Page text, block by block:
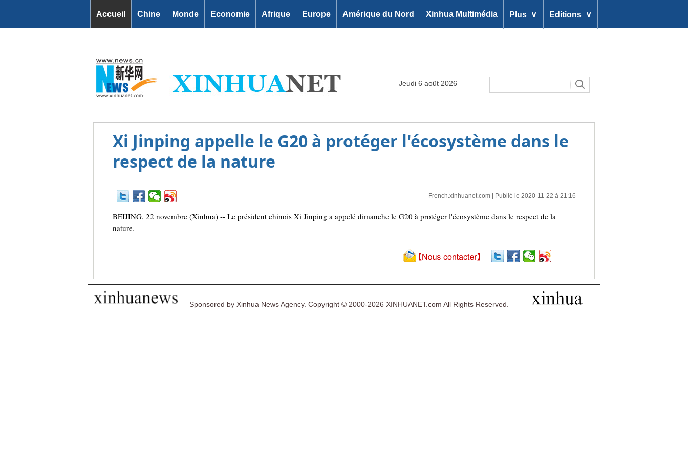
Accueil Chine Monde Economie Afrique Europe Amérique du Nord Xinhua Multimédia Plus ∨ Editions ∨
Jeudi 6 août 2026
Xi Jinping appelle le G20 à protéger l'écosystème dans le
respect de la nature
French.xinhuanet.com| Publié le 2020-11-22 à 21:16
BEIJING, 22 novembre (Xinhua) -- Le président chinois Xi Jinping a appelé dimanche le G20 à protéger l'écosystème dans le respect de la
nature.
Sponsored by Xinhua News Agency. Copyright © 2000-2026 XINHUANET.com All Rights Reserved.